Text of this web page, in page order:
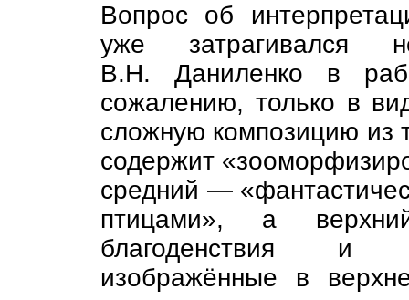
Вопрос об
уже затрагивался
В.Н. Даниленко в
сожалению, только в
сложную композицию из
содержит
средний —
птицами», а
благоденствия и
изображённые в